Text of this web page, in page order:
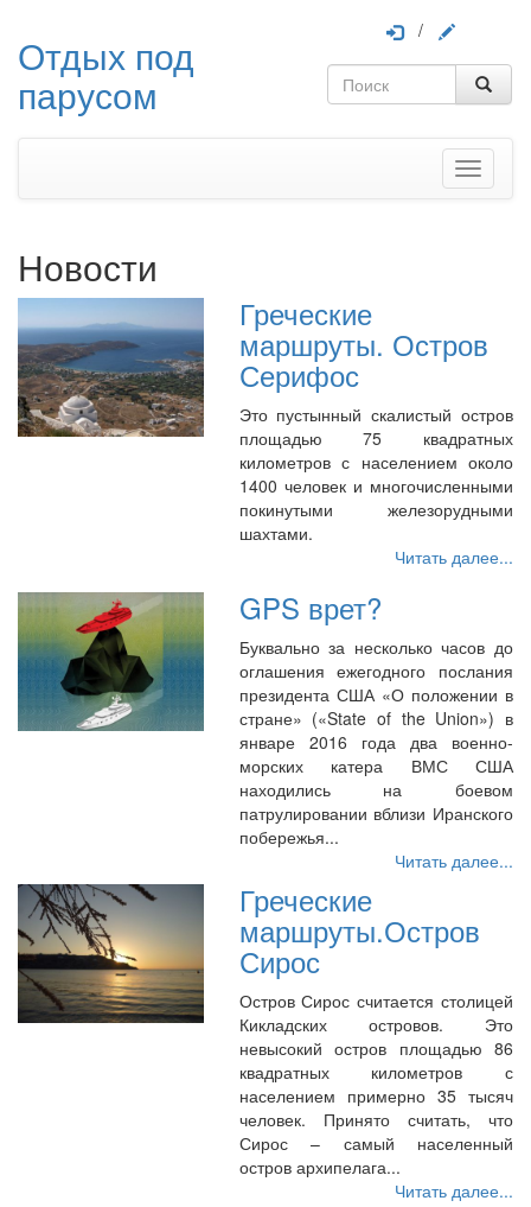
Отдых под
парусом
/
Меню
Новости
Греческие
маршруты. Остров
Серифос
Это пустынный скалистый остров
площадью 75 квадратных
километров с населением около
1400 человек и многочисленными
покинутыми железорудными
шахтами.
Читать далее...
GPS врет?
Буквально за несколько часов до
оглашения ежегодного послания
президента США «О положении в
стране» («State of the Union») в
январе 2016 года два военно-
морских катера ВМС США
находились на боевом
патрулировании вблизи Иранского
побережья...
Читать далее...
Греческие
маршруты.Остров
Сирос
Остров Сирос считается столицей
Кикладских островов. Это
невысокий остров площадью 86
квадратных километров с
населением примерно 35 тысяч
человек. Принято считать, что
Сирос – самый населенный
остров архипелага...
Читать далее...